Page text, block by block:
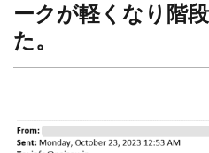
ークが軽くなり階
た。